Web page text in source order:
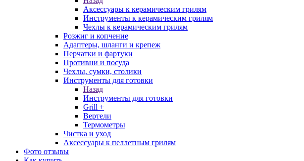
Аксессуары к керамическим грилям
Инструменты к керамическим грилям
Чехлы к керамическим грилям
Розжиг и копчение
Адаптеры, шланги и крепеж
Перчатки и фартуки
Противни и посуда
Чехлы, сумки, столики
Инструменты для готовки
Назад
Инструменты для готовки
Grill +
Вертели
Термометры
Чистка и уход
Аксессуары к пеллетным грилям
Фото отзывы